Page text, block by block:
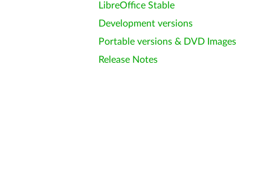
LibreOffice Stable
Development versions
Portable versions & DVD Images
Release Notes